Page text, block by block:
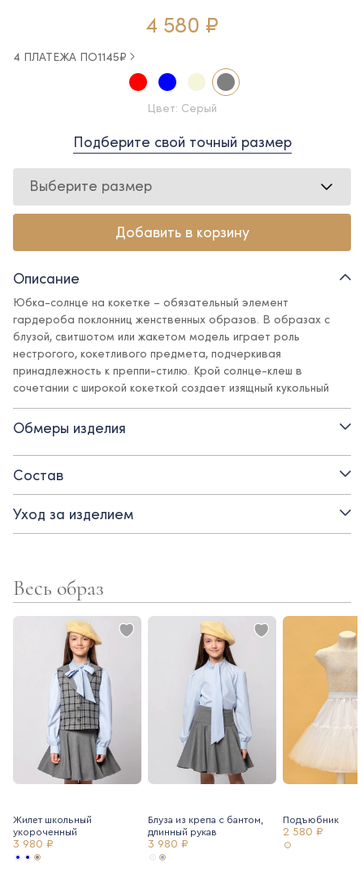
4 580 ₽
4 ПЛАТЕЖА ПО1145₽
Цвет: Серый
Подберите свой точный размер
Выберите размер
Добавить в корзину
Описание
Юбка-солнце на кокетке – обязательный элемент
гардероба поклонниц женственных образов. В образах с
блузой, свитшотом или жакетом модель играет роль
нестрогого, кокетливого предмета, подчеркивая
принадлежность к преппи-стилю. Крой солнце-клеш в
сочетании с широкой кокеткой создает изящный кукольный
силуэт. Костюмная ткань красивых и актуальных оттенков
подчеркивает все выигрышные детали дизайна и отлично
сочетается с базовыми предметами гардероба в стиле
Ole!twice.
- материал верха – костюмная поливискозная ткань:
- регулирующаяся резинка в поясе
- кокетка
- боковая молния
Для создания праздничного образа рекомендуем подъюбник
Ole!twice (артикул 7205111).
Обмеры изделия
Состав
Уход за изделием
Весь образ
Жилет школьный
укороченный
3 980 ₽
Блуза из крепа с бантом,
длинный рукав
3 980 ₽
Подъюбник
2 580 ₽